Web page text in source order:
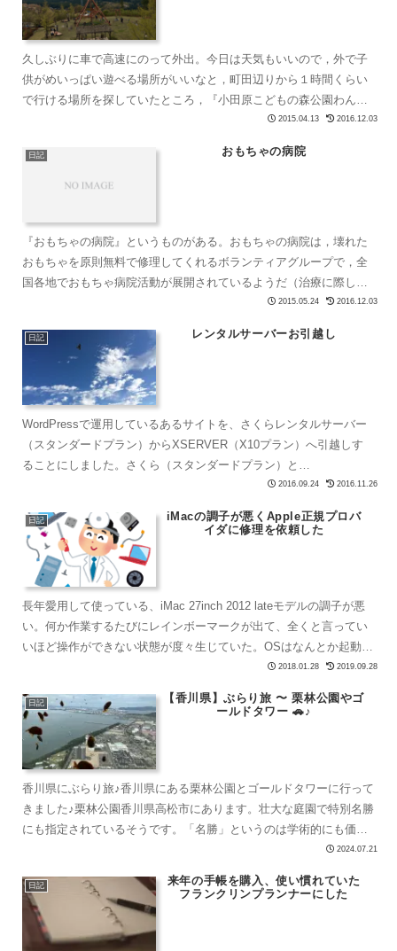
久しぶりに車で高速にのって外出。今日は天気もいいので，外で子
供がめいっぱい遊べる場所がいいなと，町田辺りから１時間くらい
で行ける場所を探していたところ，『小田原こどもの森公園わんぱ
くらんど』というアスレチック要素満載の遊び場があるではない
2015.04.13 2016.12.03
日記 おもちゃの病院
『おもちゃの病院』というものがある。おもちゃの病院は，壊れた
おもちゃを原則無料で修理してくれるボランティアグループで，全
国各地でおもちゃ病院活動が展開されているようだ（治療に際し部
品が必要となる場合は，部品代などの費用は有料となる）。何回
2015.05.24 2016.12.03
日記 レンタルサーバーお引越し
WordPressで運用しているあるサイトを、さくらレンタルサーバー
（スタンダードプラン）からXSERVER（X10プラン）へ引越しす
ることにしました。さくら（スタンダードプラン）と
XSERVER（X10プラン）さくらレンタルサーバーは、昔...
2016.09.24 2016.11.26
日記
iMacの調子が悪くApple正規プロバ
イダに修理を依頼した
長年愛用して使っている、iMac 27inch 2012 lateモデルの調子が悪
い。何か作業するたびにレインボーマークが出て、全くと言ってい
いほど操作ができない状態が度々生じていた。OSはなんとか起動す
2018.01.28 2019.09.28
日記
【香川県】ぶらり旅 〜 栗林公園やゴ
ールドタワー 🚗♪
香川県にぶらり旅♪香川県にある栗林公園とゴールドタワーに行って
きました♪栗林公園香川県高松市にあります。壮大な庭園で特別名勝
にも指定されているそうです。「名勝」というのは学術的にも価値
の高い文化財のことで、「特別名勝」はその中でも特に価値の...2024.07.21
日記
来年の手帳を購入、使い慣れていた
フランクリンプランナーにした